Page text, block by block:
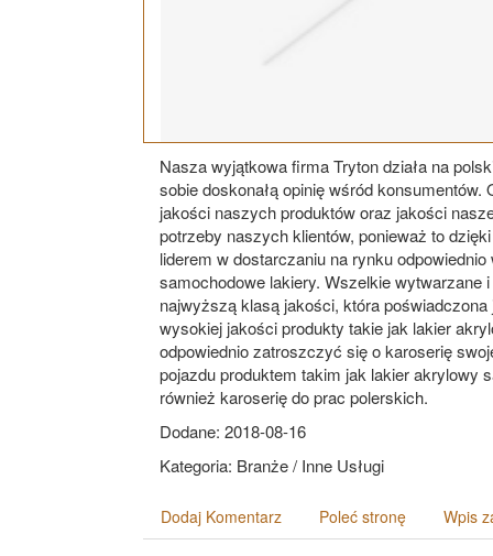
Nasza wyjątkowa firma Tryton działa na
sobie doskonałą opinię wśród
jakości naszych produktów oraz jakości
potrzeby naszych klientów, ponieważ to
liderem w dostarczaniu na rynku
samochodowe lakiery. Wszelkie
najwyższą klasą jakości, która
wysokiej jakości produkty takie jak lakier
odpowiednio zatroszczyć się o karoserię
pojazdu produktem takim jak lakier akrylowy
również karoserię do prac polerskich.
Dodane: 2018-08-16
Kategoria: Branże / Inne Usługi
Dodaj Komentarz Poleć stronę Wpis